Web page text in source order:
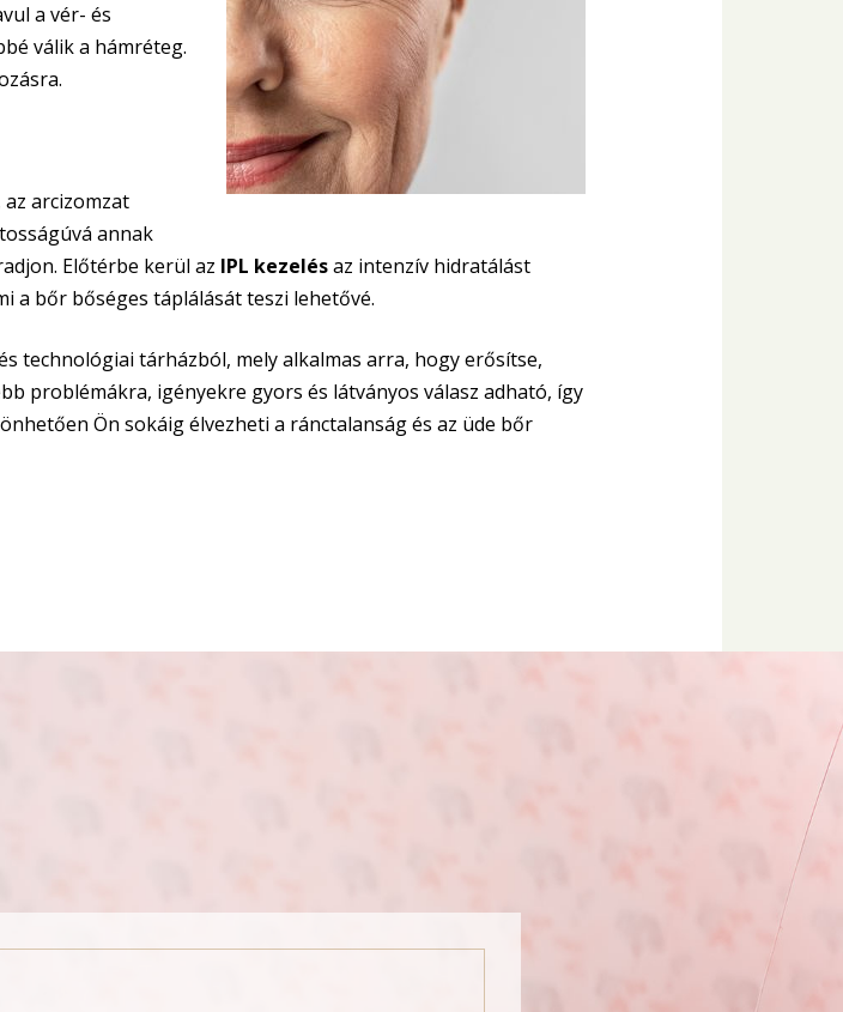
a vér- és
válik a hámréteg.
arcizomzat
annak
Előtérbe kerül az IPL kezelésaz intenzív hidratálást
a bőr bőséges táplálását teszi lehetővé.
technológiai tárházból, mely alkalmas arra, hogy erősítse,
problémákra, igényekre gyors és látványos válasz adható, így
Ön sokáig élvezheti a ránctalanság és az üde bőr